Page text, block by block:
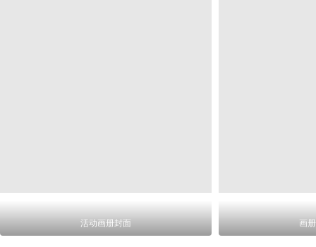
活动画册封面 画